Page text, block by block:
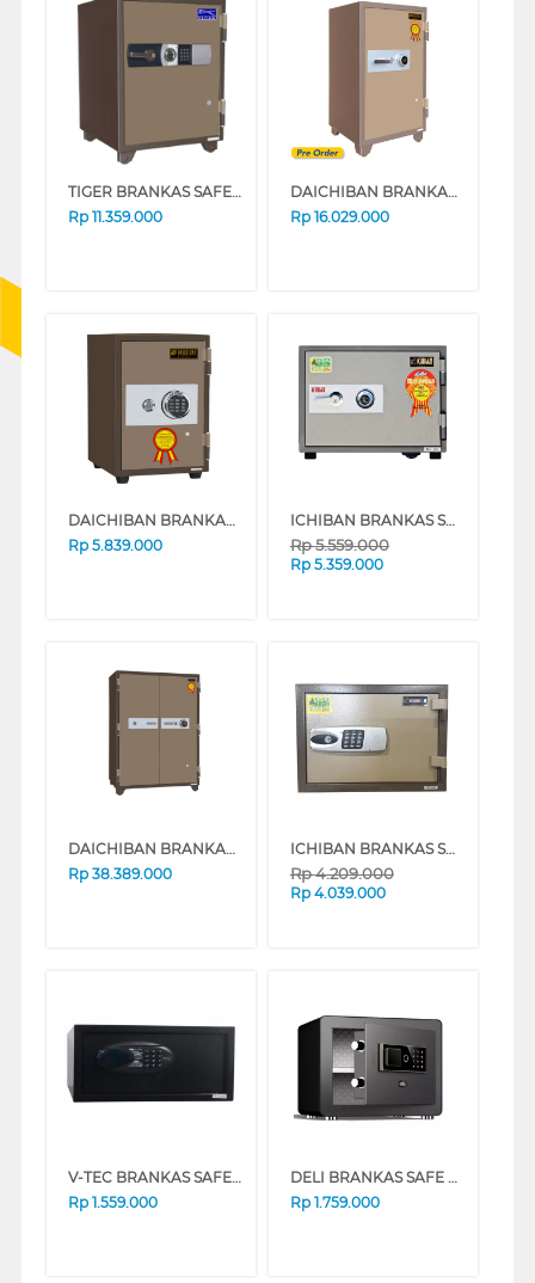
TIGER BRANKAS SAFE BOX TIGER_DS65D
Rp 11.359.000
DAICHIBAN BRANKAS SAFE BOX DS-802A
Rp 16.029.000
DAICHIBAN BRANKAS FIRE RESISTANT DIGITAL FINGERSCAN SAFE BOX DS-20CDF
Rp 5.839.000
ICHIBAN BRANKAS SAFE BOX HS-40A
Rp5.559.000
Rp 5.359.000
DAICHIBAN BRANKAS FIRE RESISTANT DIGITAL FINGERSCAN SAFE BOX DS-806DF
Rp 38.389.000
ICHIBAN BRANKAS SAFE BOX HSX-2040A
Rp4.209.000
Rp 4.039.000
V-TEC BRANKAS SAFE BOX VT-SDB_H20CF
Rp 1.559.000
DELI BRANKAS SAFE BOX ET570 DIGITAL BLACK
Rp 1.759.000